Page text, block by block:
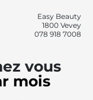
Easy Beauty
1800 Vevey
078 918 7008
vous
mois